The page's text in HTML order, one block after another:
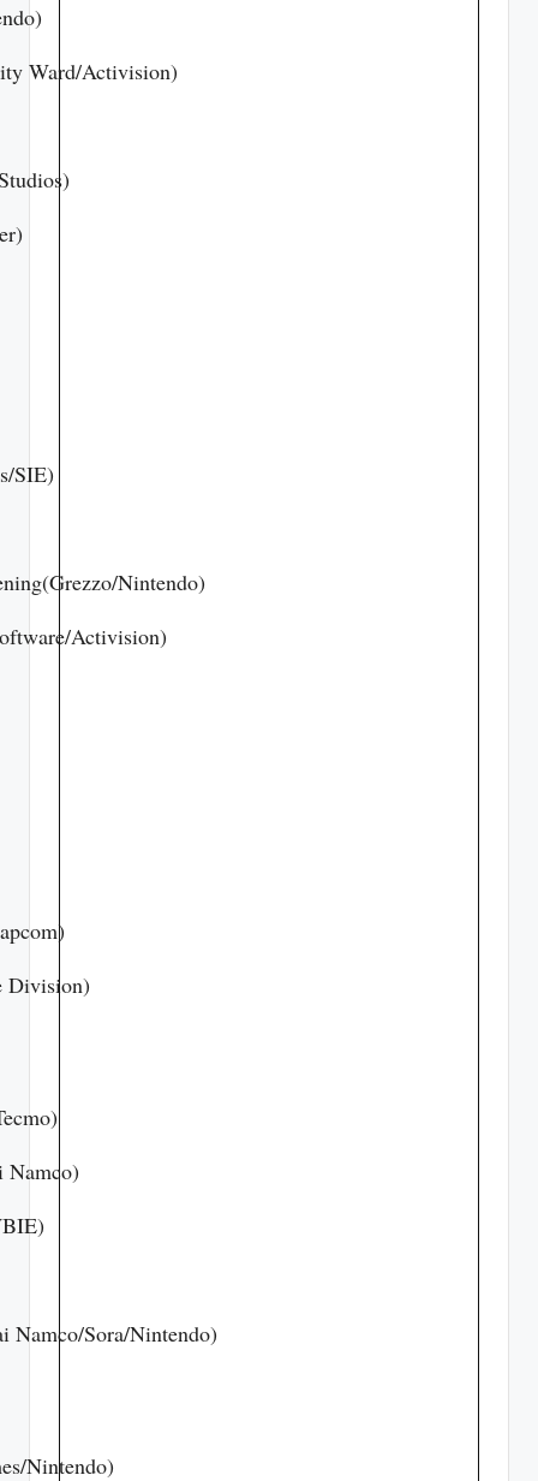
Ward/Activision)
SIE)
Nintendo)
Activision)
Division)
Namco)
Namco/Sora/Nintendo)
Nintendo)